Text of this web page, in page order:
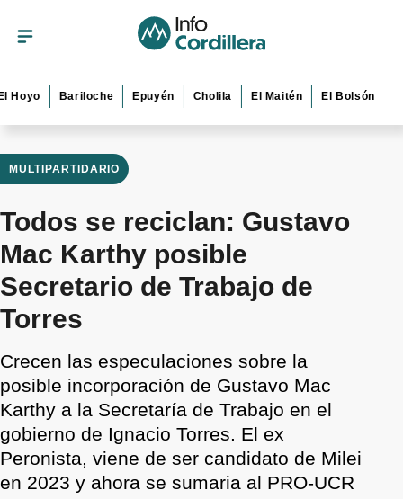
Bariloche Epuyén Cholila El Maitén El Bolsón Esquel
MULTIPARTIDARIO
Todos se reciclan: Gustavo
Mac Karthy posible
Secretario de Trabajo de
Torres
Crecen las especulaciones sobre la
posible incorporación de Gustavo Mac
Karthy a la Secretaría de Trabajo en el
gobierno de Ignacio Torres. El ex
Peronista, viene de ser candidato de Milei
en 2023 y ahora se sumaria al PRO-UCR